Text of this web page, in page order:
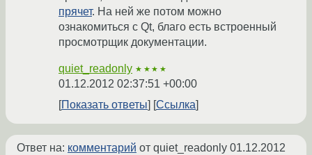
прячет. На ней же потом можно
ознакомиться с Qt, благо есть встроенный
просмотрщик документации.
quiet_readonly ★★★★
01.12.2012 02:37:51 +00:00
Показать ответы
Ссылка
Ответ на: комментарий от quiet_readonly 01.12.2012